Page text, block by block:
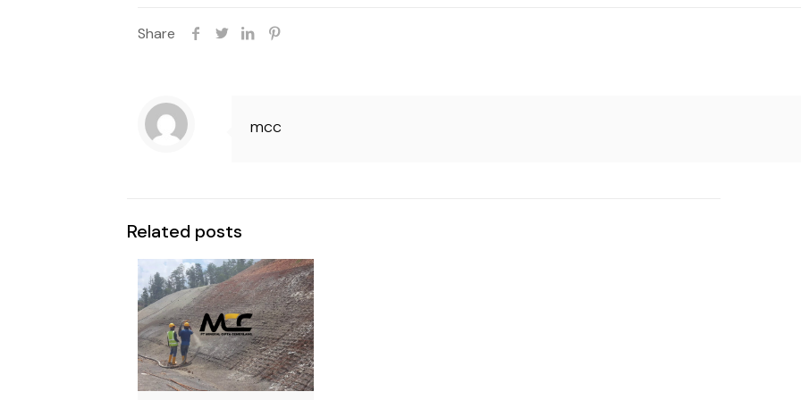
Share
mcc
Related posts